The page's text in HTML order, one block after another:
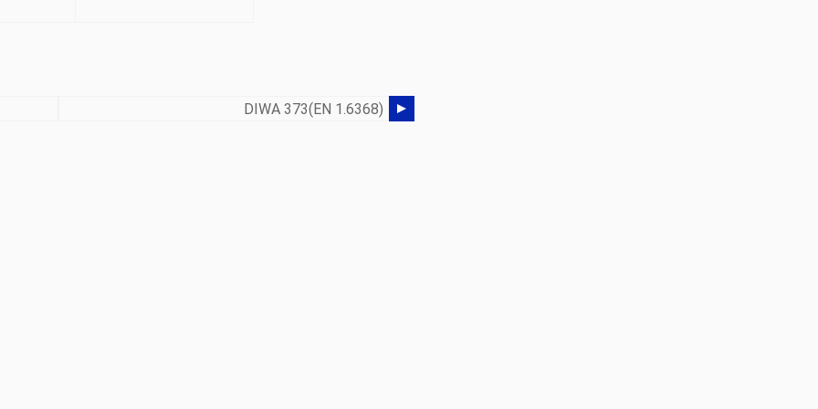
DIWA 373(EN 1.6368)